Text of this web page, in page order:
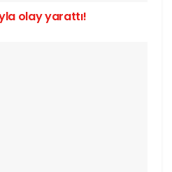
olay yarattı!